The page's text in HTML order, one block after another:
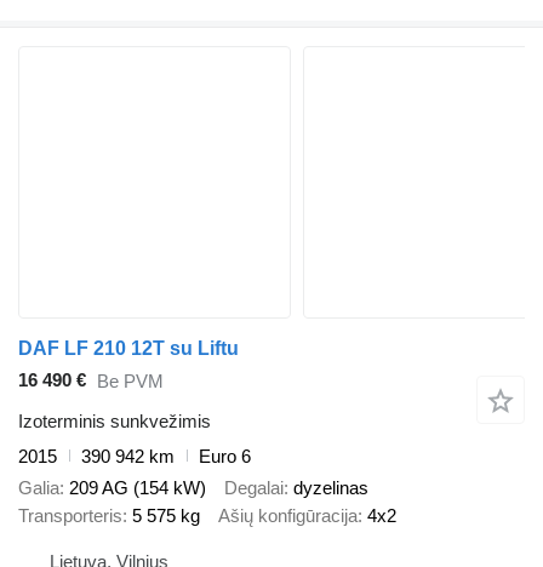
DAF LF 210 12T su Liftu
16 490 € Be PVM
Izoterminis sunkvežimis
2015
390 942 km
Euro 6
Galia 209 AG (154 kW) Degalai dyzelinas
Transporteris 5 575 kg Ašių konfigūracija 4x2
Lietuva, Vilnius